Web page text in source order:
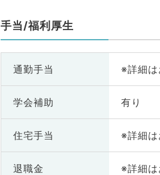
手当/福利厚生
通勤手当 ※詳細
学会補助 有り
住宅手当 ※詳細
退職金 ※詳細